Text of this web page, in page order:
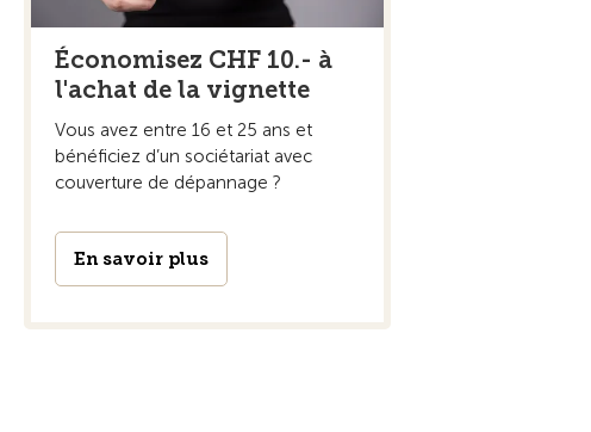
Économisez CHF 10.- à
l'achat de la vignette
Vous avez entre 16 et 25 ans et
bénéficiez d’un sociétariat avec
couverture de dépannage ?
En savoir plus